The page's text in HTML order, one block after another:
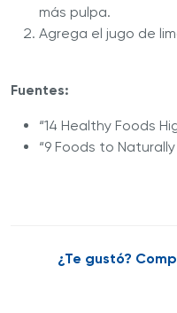
más pulpa.
Agrega el jugo de
Fuentes:
“14 Healthy Foods
“9 Foods to
¿Te gustó?